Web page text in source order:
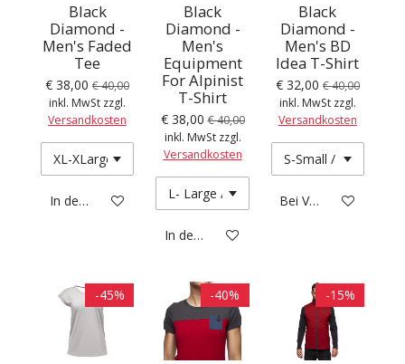
Black
Diamond -
Men's Faded
Tee
€ 38,00 € 40,00
inkl. MwSt zzgl.
Versandkosten
In den Warenkorb
Black
Diamond -
Men's
Equipment
For Alpinist
T-Shirt
€ 38,00 € 40,00
inkl. MwSt zzgl.
Versandkosten
In den Warenkorb
Black
Diamond -
Men's BD
Idea T-Shirt
€ 32,00 € 40,00
inkl. MwSt zzgl.
Versandkosten
Bei Verfügbarkeit
-45% -40% -15%